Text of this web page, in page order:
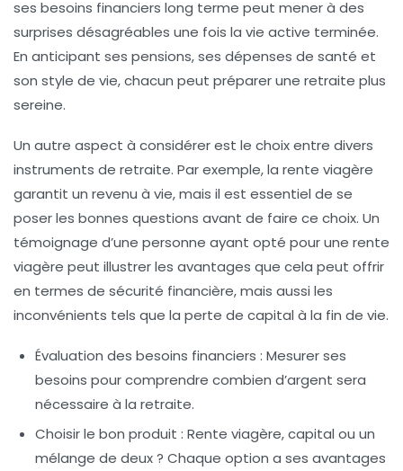
ses besoins financiers long terme peut mener à des
surprises désagréables une fois la vie active terminée.
En anticipant ses pensions, ses dépenses de santé et
son style de vie, chacun peut préparer une retraite plus
sereine.
Un autre aspect à considérer est le choix entre divers
instruments de retraite. Par exemple, la rente viagère
garantit un revenu à vie, mais il est essentiel de se
poser les bonnes questions avant de faire ce choix. Un
témoignage d’une personne ayant opté pour une rente
viagère peut illustrer les avantages que cela peut offrir
en termes de sécurité financière, mais aussi les
inconvénients tels que la perte de capital à la fin de vie.
Évaluation des besoins financiers : Mesurer ses
besoins pour comprendre combien d’argent sera
nécessaire à la retraite.
Choisir le bon produit : Rente viagère, capital ou un
mélange de deux ? Chaque option a ses avantages